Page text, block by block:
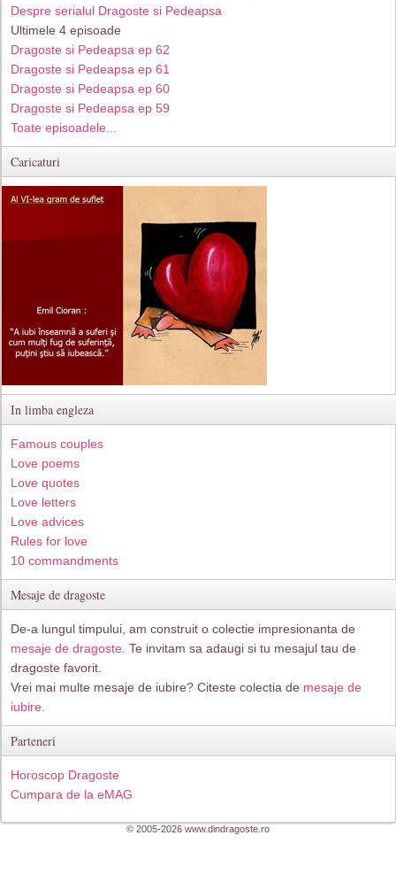
Despre serialul Dragoste si Pedeapsa
Ultimele 4 episoade
Dragoste si Pedeapsa ep 62
Dragoste si Pedeapsa ep 61
Dragoste si Pedeapsa ep 60
Dragoste si Pedeapsa ep 59
Toate episoadele...
Caricaturi
In limba engleza
Famous couples
Love poems
Love quotes
Love letters
Love advices
Rules for love
10 commandments
Mesaje de dragoste
De-a lungul timpului, am construit o colectie impresionanta de
mesaje de dragoste . Te invitam sa adaugi si tu mesajul tau de
dragoste favorit.
Vrei mai multe mesaje de iubire? Citeste colectia de mesaje de
iubire.
Parteneri
Horoscop Dragoste
Cumpara de la eMAG
© 2005-2026 www.dindragoste.ro